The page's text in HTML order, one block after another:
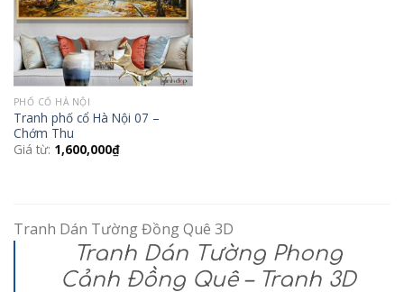
PHỐ CỔ HÀ NỘI
Tranh phố cổ Hà Nội 07 –
Chớm Thu
Giá từ: 1,600,000₫
Tranh Dán Tường Đồng Quê 3D
Tranh Dán Tường Phong
Cảnh Đồng Quê – Tranh 3D